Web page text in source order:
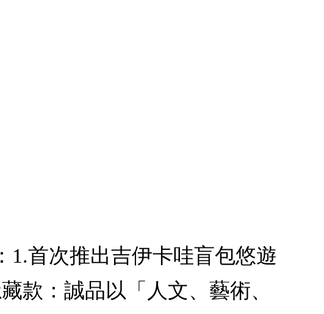
1.首次推出吉伊卡哇盲包悠遊
款：誠品以「人文、藝術、